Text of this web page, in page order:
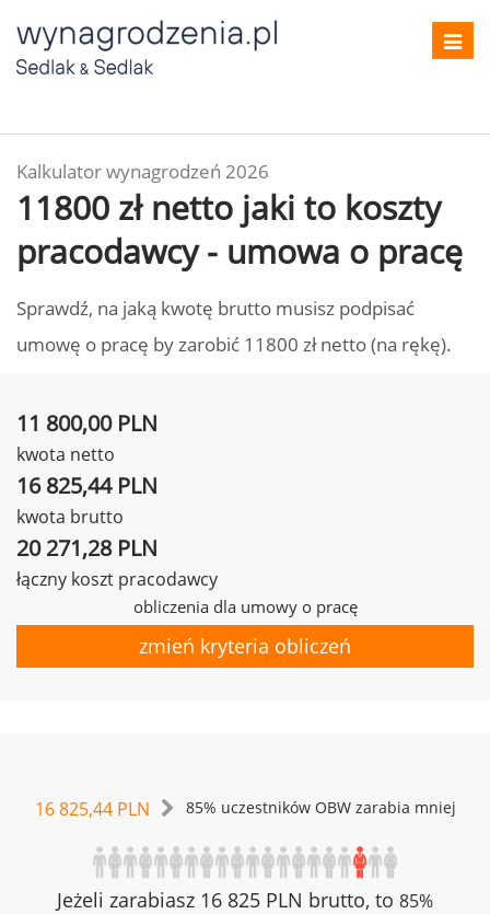
Kalkulator wynagrodzeń 2026
11800 zł netto jaki to koszty
pracodawcy - umowa o pracę
Sprawdź, na jaką kwotę brutto musisz podpisać
umowę o pracę by zarobić 11800 zł netto (na rękę).
11 800,00 PLN
kwota netto
16 825,44 PLN
kwota brutto
20 271,28 PLN
łączny koszt pracodawcy
obliczenia dla umowy o pracę
zmień kryteria obliczeń
16 825,44 PLN 85% uczestników OBW zarabia mniej
Jeżeli zarabiasz 16 825 PLN brutto, to 85%